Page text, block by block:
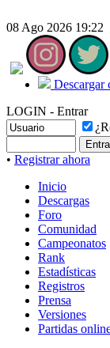
08 Ago 2026 19:22
Descargar
LOGIN - Entrar
• Registrar ahora
Inicio
Descargas
Foro
Comunidad
Campeonatos
Rank
Estadísticas
Registros
Prensa
Versiones
Partidas